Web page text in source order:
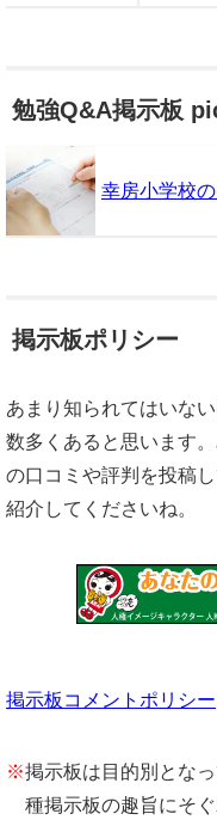
勉強Q&A掲示板
幸房小学校
掲示板ポリシー
あまり知られてはいな
数多くあると思います
の口コミや評判を投稿
紹介してくださいね。
掲示板コメントポリシー
※掲示板は目的別とな
種掲示板の趣旨にそ